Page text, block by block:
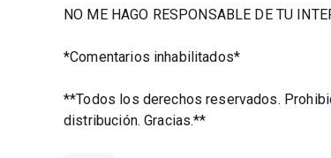
NO ME HAGO RESPONSABLE DE TU
*Comentarios inhabilitados*
**Todos los derechos reservados.
distribución. Gracias.**